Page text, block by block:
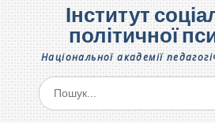
Інститут
політичної
Національної академії
Шукати: